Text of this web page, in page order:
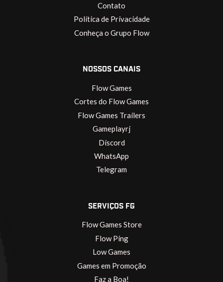
Contato
Política de Privacidade
Conheça o Grupo Flow
NOSSOS CANAIS
Flow Games
Cortes do Flow Games
Flow Games Trailers
Gameplayrj
Discord
WhatsApp
Telegram
SERVIÇOS FG
Flow Games Store
Flow Ping
Low Games
Games em Promoção
Faz a Boa!